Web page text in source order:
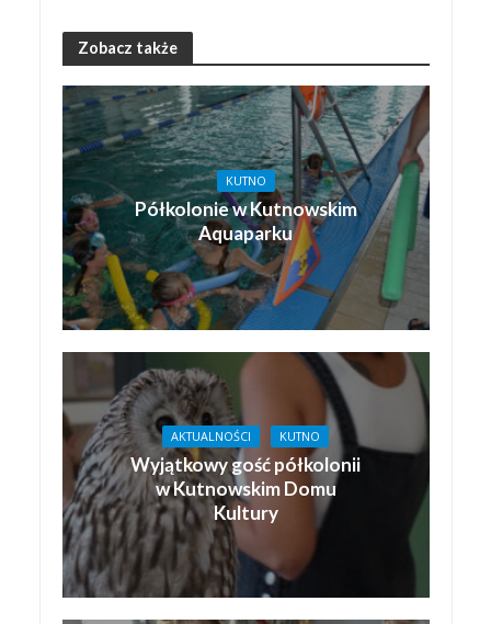
Zobacz także
KUTNO
Półkolonie w Kutnowskim
Aquaparku
AKTUALNOŚCI KUTNO
Wyjątkowy gość półkolonii
w Kutnowskim Domu
Kultury